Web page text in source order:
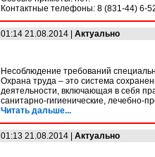
Контактные телефоны: 8 (831-44) 6-
01:14 21.08.2014 | Актуально
Несоблюдение требований
Охрана труда – это система
деятельности, включающая в себя
санитарно-гигиенические, лечебно-
Читать дальше...
01:13 21.08.2014 | Актуально